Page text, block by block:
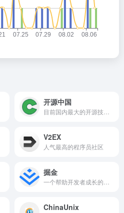
开源中国
V2EX
人气最高的程序员社区
掘金
ChinaUnix